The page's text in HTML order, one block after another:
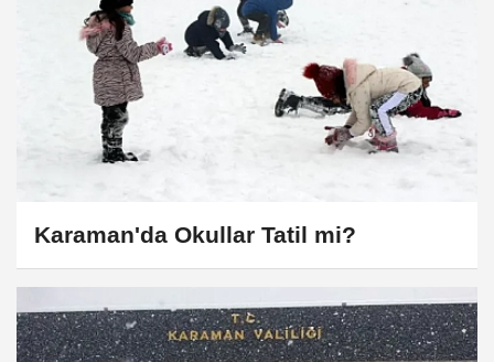
Karaman'da Okullar Tatil mi?